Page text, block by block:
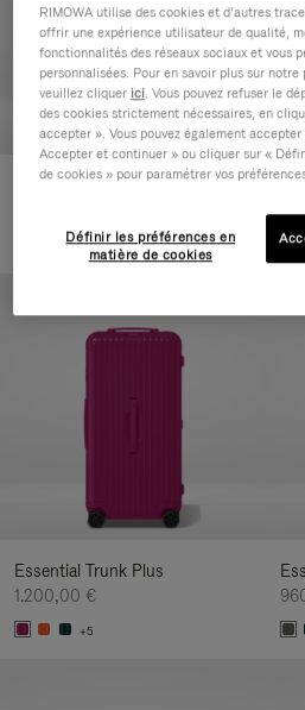
Essential Check-In M
+1
Essential Trunk Plus
1.200,00 €
+5
RIMOWA utilise des cookies et d’autres
offrir une expérience utilisateur de qualité,
fonctionnalités des réseaux sociaux et vous
personnalisées. Pour en savoir plus sur
veuillez cliquer ici. Vous pouvez refuser le
des cookies strictement nécessaires, en
accepter ». Vous pouvez également
Accepter et continuer » ou cliquer sur «
de cookies » pour paramétrer vos
Définir les préférences en
matière de cookies